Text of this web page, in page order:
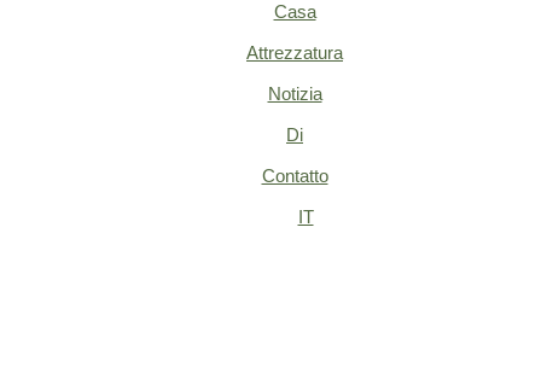
Casa
Attrezzatura
Notizia
Di
Contatto
IT